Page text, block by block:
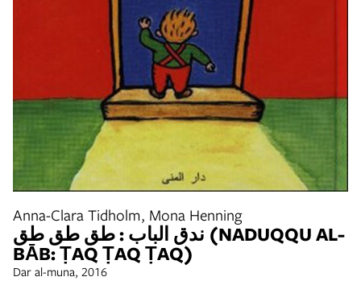
Anna-Clara Tidholm, Mona Henning
ندق الباب : طق طق طق (NADUQQU AL-
BĀB: ṬAQ ṬAQ ṬAQ)
Dar al-muna, 2016